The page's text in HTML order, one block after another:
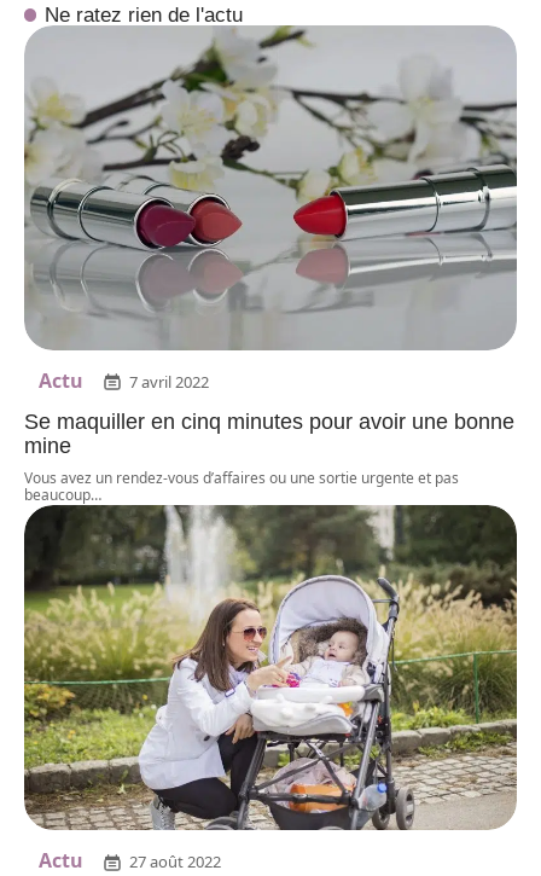
Ne ratez rien de l'actu
Actu 7 avril 2022
Se maquiller en cinq minutes pour avoir une bonne
mine
Vous avez un rendez-vous d’affaires ou une sortie urgente et pas
beaucoup…
Actu 27 août 2022